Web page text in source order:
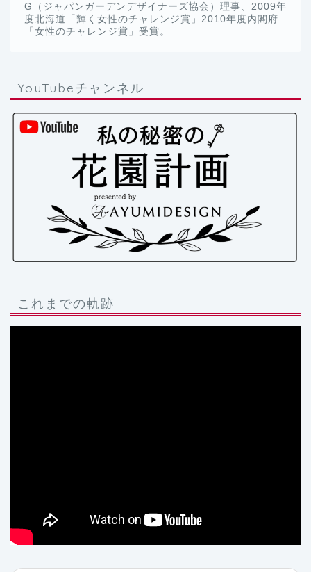
G（ジャパンガーデンデザイナーズ協会）理事、2009年
度北海道「輝く女性のチャレンジ賞」2010年度内閣府
「女性のチャレンジ賞」受賞。
YouTubeチャンネル
これまでの軌跡